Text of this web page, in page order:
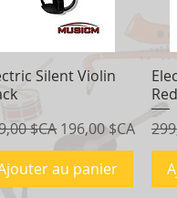
Aperçu rapide
Silent Violin
original
$CA Prix
196,00 $CA
au panier
Red